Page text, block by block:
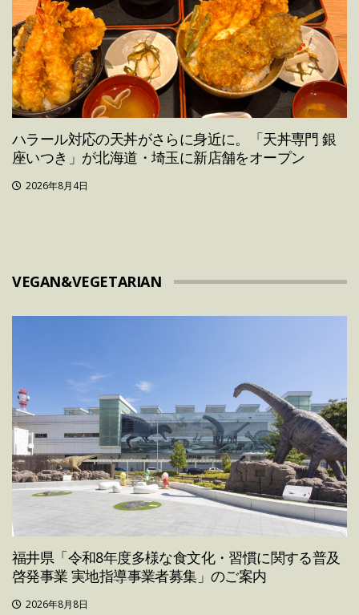
ハラール対応の天丼がさらに身近に。「天丼専門 銀
座いつき」が北海道・埼玉に新店舗をオープン
2026年8月4日
VEGAN&VEGETARIAN
福井県「令和8年度多様な食文化・習慣に関する普及
啓発事業 実地指導事業者募集」のご案内
2026年8月8日